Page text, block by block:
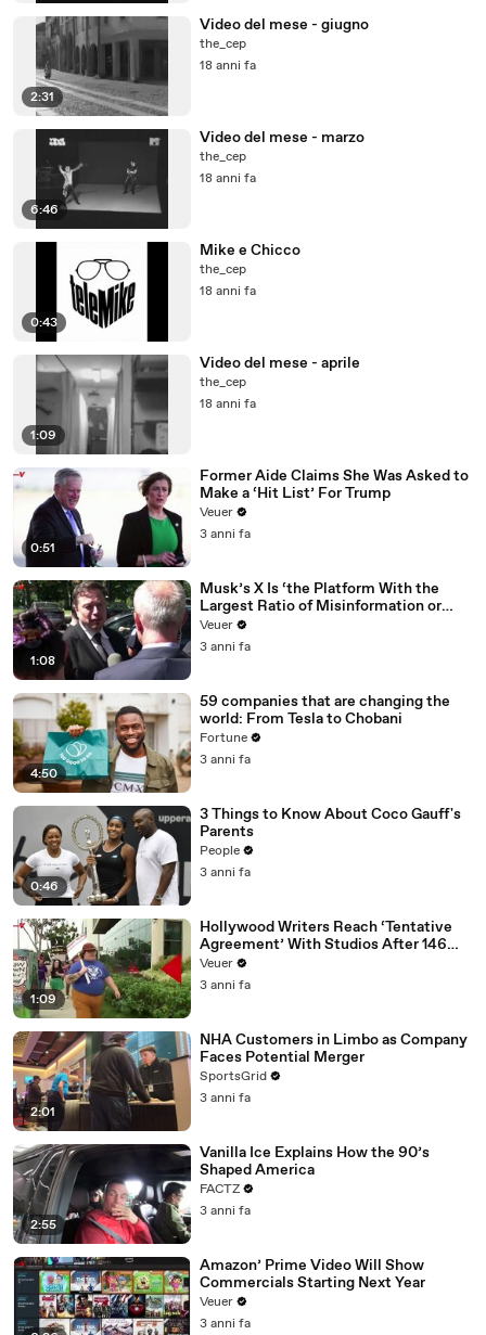
2:31
Video del mese - giugno
the_cep
18 anni fa
6:46
Video del mese - marzo
the_cep
18 anni fa
0:43
Mike e Chicco
the_cep
18 anni fa
1:09
Video del mese - aprile
the_cep
18 anni fa
0:51
Former Aide Claims She Was Asked to
Make a ‘Hit List’ For Trump
Veuer
3 anni fa
1:08
Musk’s X Is ‘the Platform With the
Largest Ratio of Misinformation or
Disinformation’ Amongst All Social
Media Platforms
Veuer
3 anni fa
4:50
59 companies that are changing the
world: From Tesla to Chobani
Fortune
3 anni fa
0:46
3 Things to Know About Coco Gauff's
Parents
People
3 anni fa
1:09
Hollywood Writers Reach ‘Tentative
Agreement’ With Studios After 146
Day Strike
Veuer
3 anni fa
2:01
NHA Customers in Limbo as Company
Faces Potential Merger
SportsGrid
3 anni fa
2:55
Vanilla Ice Explains How the 90’s
Shaped America
FACTZ
3 anni fa
Amazon’ Prime Video Will Show
Commercials Starting Next Year
Veuer
3 anni fa